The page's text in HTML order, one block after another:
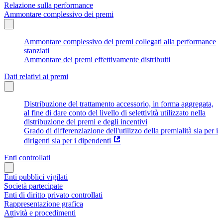
Relazione sulla performance
Ammontare complessivo dei premi
Ammontare complessivo dei premi collegati alla performance
stanziati
Ammontare dei premi effettivamente distribuiti
Dati relativi ai premi
Distribuzione del trattamento accessorio, in forma aggregata,
al fine di dare conto del livello di selettività utilizzato nella
distribuzione dei premi e degli incentivi
Grado di differenziazione dell'utilizzo della premialità sia per i
dirigenti sia per i dipendenti
Enti controllati
Enti pubblici vigilati
Società partecipate
Enti di diritto privato controllati
Rappresentazione grafica
Attività e procedimenti